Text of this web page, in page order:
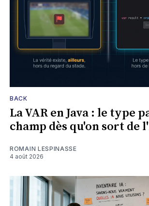
BACK
La VAR en Java : le type
champ dès qu'on sort de
ROMAIN LESPINASSE
4 août 2026